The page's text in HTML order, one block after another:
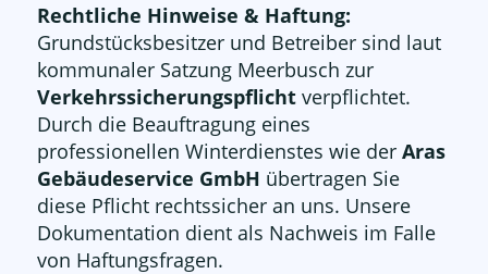
Rechtliche Hinweise & Haftung:
Grundstücksbesitzer und Betreiber sind laut
kommunaler Satzung Meerbusch zur
Verkehrssicherungspflichtverpflichtet.
Durch die Beauftragung eines
professionellen Winterdienstes wie der Aras
Gebäudeservice GmbH übertragen Sie
diese Pflicht rechtssicher an uns. Unsere
Dokumentation dient als Nachweis im Falle
von Haftungsfragen.